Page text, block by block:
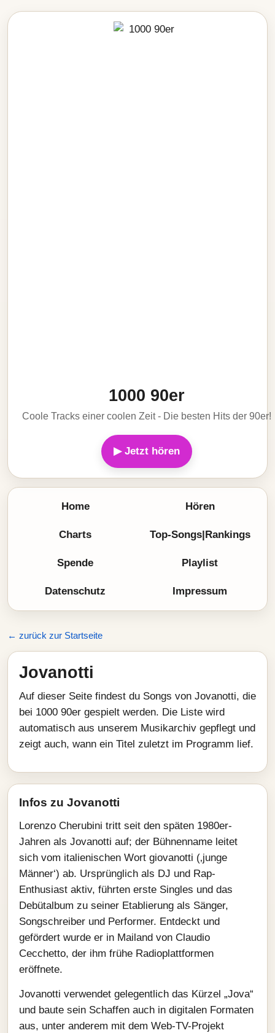
1000 90er
Coole Tracks einer coolen Zeit - Die besten Hits der 90er!
▶ Jetzt hören
Home Hören
Charts Top-Songs|Rankings
Spende Playlist
Datenschutz Impressum
← zurück zur Startseite
Jovanotti
Auf dieser Seite findest du Songs von Jovanotti, die
bei 1000 90er gespielt werden. Die Liste wird
automatisch aus unserem Musikarchiv gepflegt und
zeigt auch, wann ein Titel zuletzt im Programm lief.
Infos zu Jovanotti
Lorenzo Cherubini tritt seit den späten 1980er-
Jahren als Jovanotti auf; der Bühnenname leitet
sich vom italienischen Wort giovanotti (‚junge
Männer‘) ab. Ursprünglich als DJ und Rap-
Enthusiast aktiv, führten erste Singles und das
Debütalbum zu seiner Etablierung als Sänger,
Songschreiber und Performer. Entdeckt und
gefördert wurde er in Mailand von Claudio
Cecchetto, der ihm frühe Radioplattformen
eröffnete.
Jovanotti verwendet gelegentlich das Kürzel „Jova“
und baute sein Schaffen auch in digitalen Formaten
aus, unter anderem mit dem Web-TV-Projekt